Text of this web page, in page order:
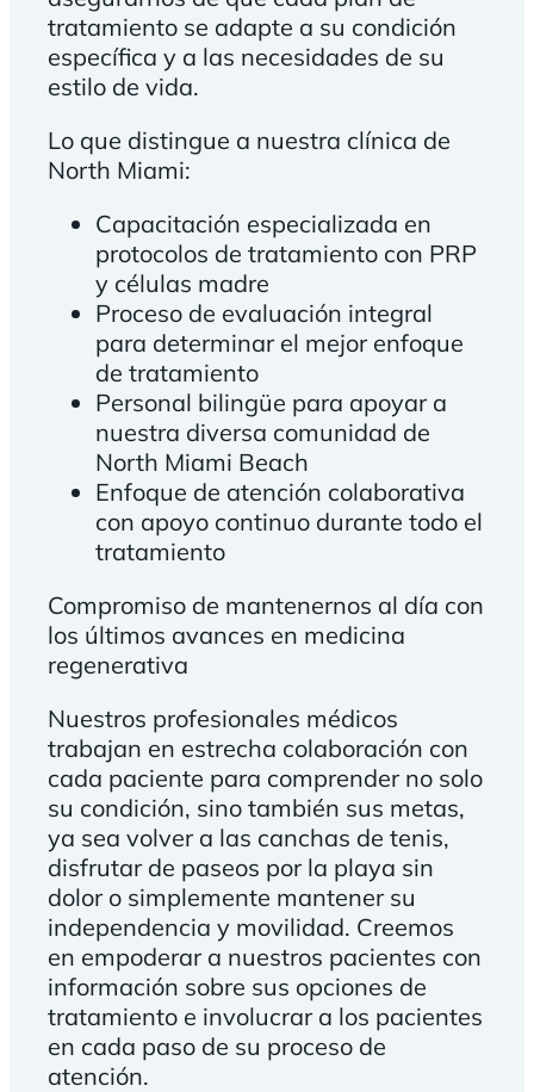
tratamiento se adapte a su condición
específica y a las necesidades de su
estilo de vida.
Lo que distingue a nuestra clínica de
North Miami:
Capacitación especializada en
protocolos de tratamiento con PRP
y células madre
Proceso de evaluación integral
para determinar el mejor enfoque
de tratamiento
Personal bilingüe para apoyar a
nuestra diversa comunidad de
North Miami Beach
Enfoque de atención colaborativa
con apoyo continuo durante todo el
tratamiento
Compromiso de mantenernos al día con
los últimos avances en medicina
regenerativa
Nuestros profesionales médicos
trabajan en estrecha colaboración con
cada paciente para comprender no solo
su condición, sino también sus metas,
ya sea volver a las canchas de tenis,
disfrutar de paseos por la playa sin
dolor o simplemente mantener su
independencia y movilidad. Creemos
en empoderar a nuestros pacientes con
información sobre sus opciones de
tratamiento e involucrar a los pacientes
en cada paso de su proceso de
atención.